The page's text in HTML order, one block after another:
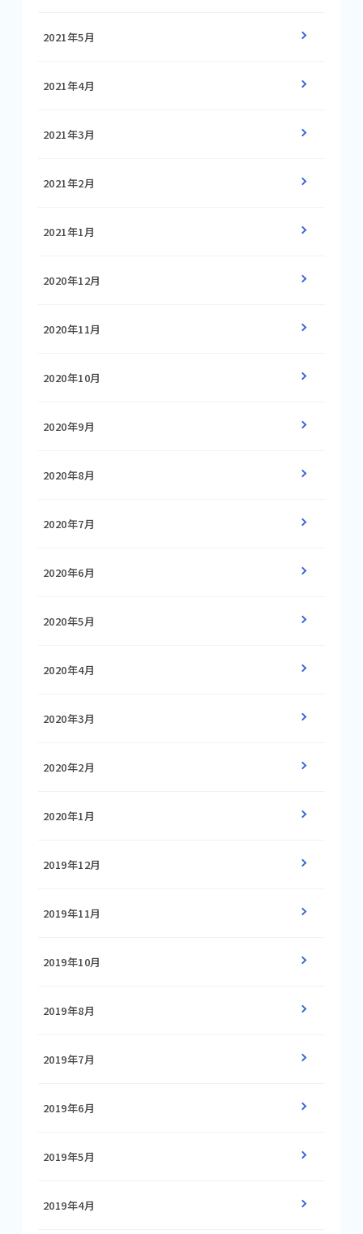
2021年5月
2021年4月
2021年3月
2021年2月
2021年1月
2020年12月
2020年11月
2020年10月
2020年9月
2020年8月
2020年7月
2020年6月
2020年5月
2020年4月
2020年3月
2020年2月
2020年1月
2019年12月
2019年11月
2019年10月
2019年8月
2019年7月
2019年6月
2019年5月
2019年4月